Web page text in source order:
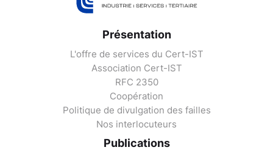
Présentation
L'offre de services du Cert-IST
Association Cert-IST
RFC 2350
Coopération
Politique de divulgation des failles
Nos interlocuteurs
Publications